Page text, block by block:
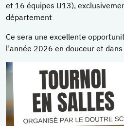
et 16 équipes U13),
département
Ce sera une excellente
l’année 2026 en douceur et